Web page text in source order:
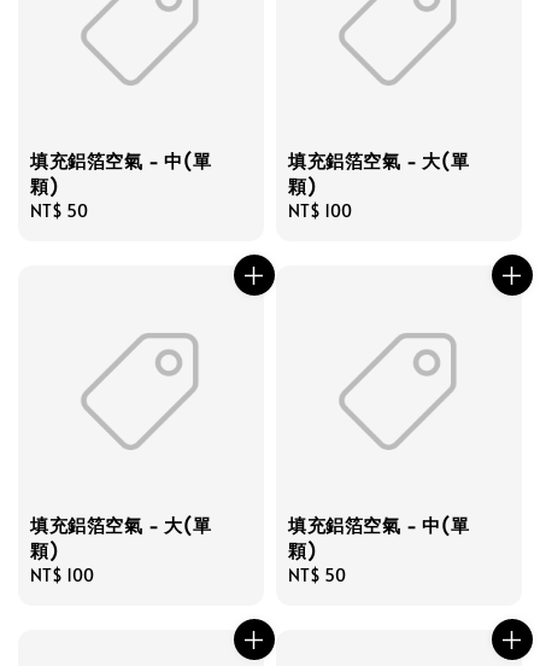
填充鋁箔空氣 - 中(單
顆)
Regular
NT$ 50
填充鋁箔空氣 - 大(單
顆)
Regular
NT$ 100
填充鋁箔空氣 - 大(單
顆)
Regular
NT$ 100
填充鋁箔空氣 - 中(單
顆)
Regular
NT$ 50